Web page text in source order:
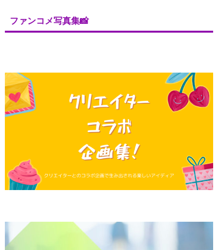
ファンコメ写真集📸